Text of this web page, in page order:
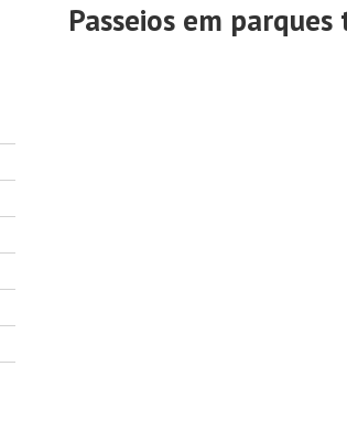
Passeios em